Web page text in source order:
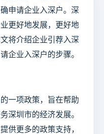
申请企业入深户。深
更好地发展，更好地
将介绍企业引荐入深
企业入深户的步骤。
一项政策，旨在帮助
深圳市的经济发展。
供更多的政策支持，